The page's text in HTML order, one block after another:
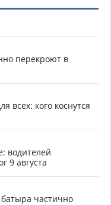
перекроют в
всех: кого коснутся
водителей
9 августа
частично